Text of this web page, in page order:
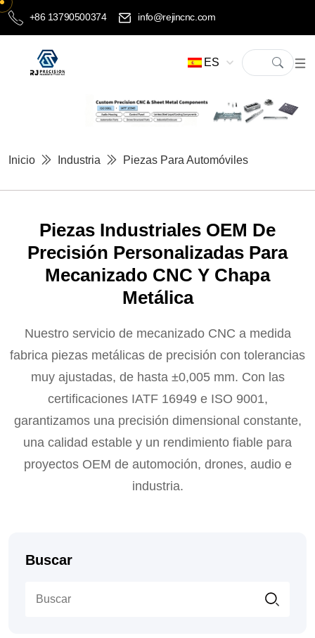
+86 13790500374 info@rejincnc.com
ES
Inicio Industria Piezas Para Automóviles
Piezas Industriales OEM De
Precisión Personalizadas Para
Mecanizado CNC Y Chapa
Metálica
Nuestro servicio de mecanizado CNC a medida
fabrica piezas metálicas de precisión con tolerancias
muy ajustadas, de hasta ±0,005 mm. Con las
certificaciones IATF 16949 e ISO 9001,
garantizamos una precisión dimensional constante,
una calidad estable y un rendimiento fiable para
proyectos OEM de automoción, drones, audio e
industria.
Buscar